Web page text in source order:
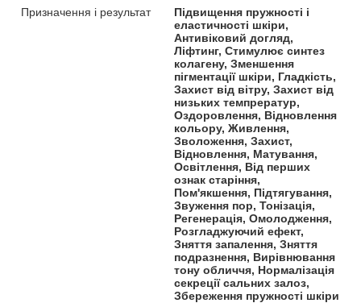
Призначення і результат
Підвищення пружності і
еластичності шкіри,
Антивіковий догляд,
Ліфтинг, Стимулює синтез
колагену, Зменшення
пігментації шкіри, Гладкість,
Захист від вітру, Захист від
низьких темпрератур,
Оздоровлення, Відновлення
кольору, Живлення,
Зволоження, Захист,
Відновлення, Матування,
Освітлення, Від перших
ознак старіння,
Пом'якшення, Підтягування,
Звуження пор, Тонізація,
Регенерація, Омолодження,
Розгладжуючий ефект,
Зняття запалення, Зняття
подразнення, Вирівнювання
тону обличчя, Нормалізація
секреції сальних залоз,
Збереження пружності шкіри